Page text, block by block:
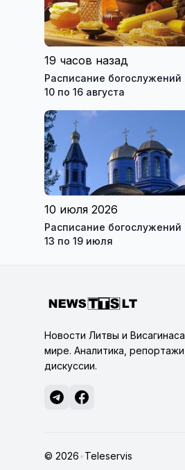
19 часов назад
Расписание богослужений
10 по 16 августа
10 июля 2026
Расписание богослужений
13 по 19 июля
Новости Литвы и
мире. Аналитика,
дискуссии.
© 2026•Teleservis